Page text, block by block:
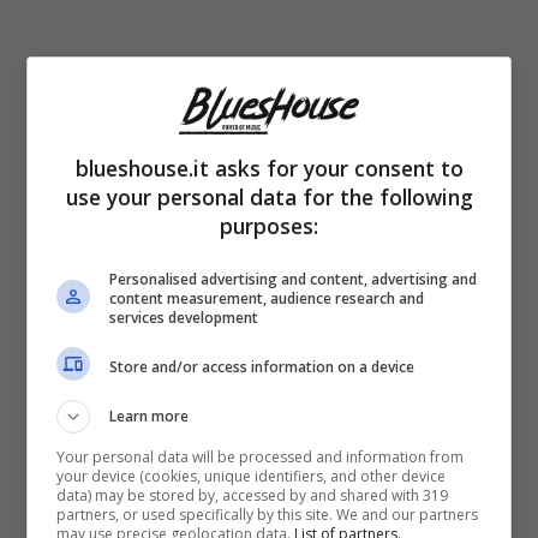
Un brano edonista
di vita dello stesso autore, come ha spiegato
Mustii in una recente intervista. Il brano porta
la sua firma, Thomas Mustin, suo vero nome,
e di altri arrangiatori. Nato a Bruxelles nel
blueshouse.it asks for your consent to
use your personal data for the following
purposes:
Personalised advertising and content, advertising and
content measurement, audience research and
services development
Store and/or access information on a device
Learn more
Your personal data will be processed and information from
your device (cookies, unique identifiers, and other device
data) may be stored by, accessed by and shared with 319
partners, or used specifically by this site. We and our partners
may use precise geolocation data. List of partners.